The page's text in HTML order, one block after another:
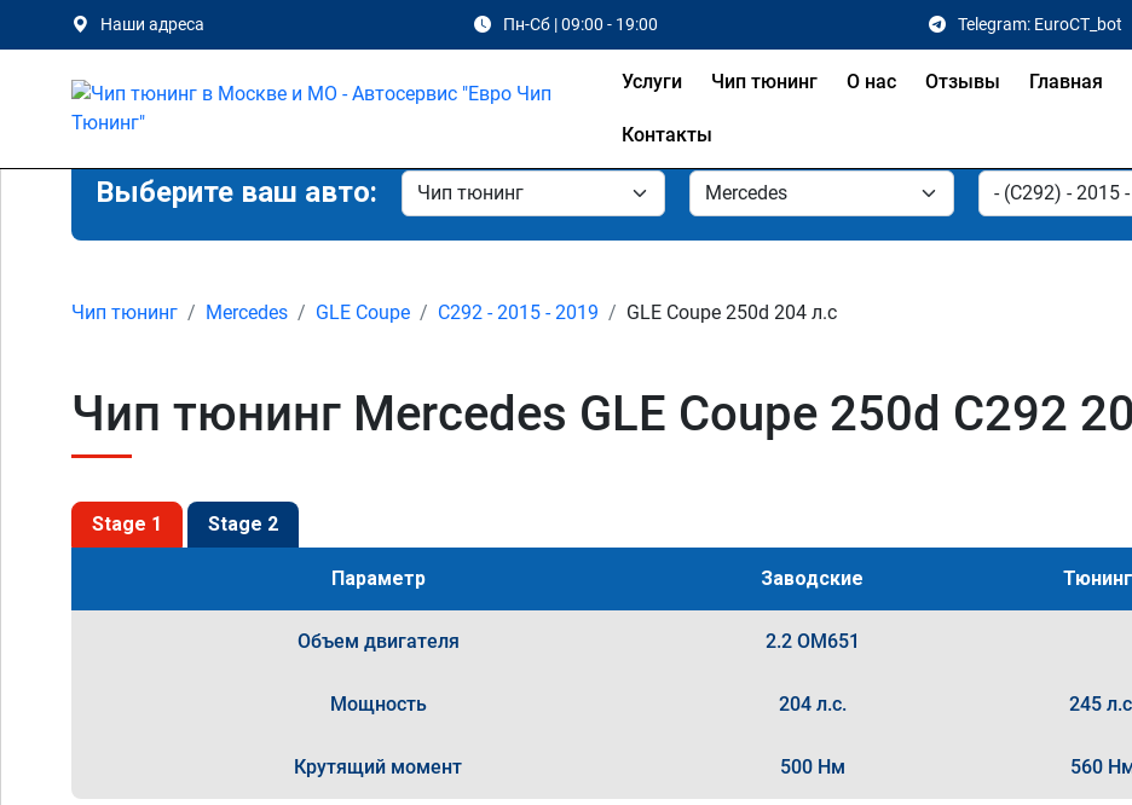
Наши адреса Пн-Сб | 09:00 - 19:00 Telegram: EuroCT_bot
Услуги Чип тюнинг О нас Отзывы Главная
Контакты
Выберите ваш авто:
Чип тюнинг Mercedes GLE Coupe C292 - 2015 - 2019 GLE Coupe 250d 204 л.с
Чип тюнинг Mercedes GLE Coupe 250d C292
Stage 1 Stage 2
Параметр Заводские
Объем двигателя 2.2 OM651
Мощность 204 л.с. 245
Крутящий момент 500 Нм 560